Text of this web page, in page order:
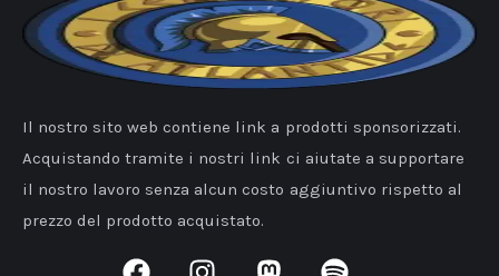
Il nostro sito web contiene link a prodotti sponsorizzati.
Acquistando tramite i nostri link ci aiutate a supportare
il nostro lavoro senza alcun costo aggiuntivo rispetto al
prezzo del prodotto acquistato.